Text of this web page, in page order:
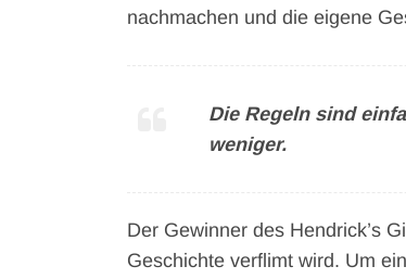
nachmachen und die eigene
Die Regeln sind
weniger.
Der Gewinner des Hendrick’s
Geschichte verflimt wird. Um